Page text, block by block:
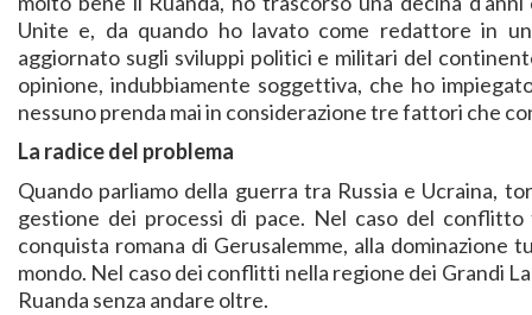
Unite e, da quando ho lavato come redattore in
aggiornato sugli sviluppi politici e militari del
opinione, indubbiamente soggettiva, che ho
nessuno prenda mai in considerazione tre fattori che
La radice del problema
Quando parliamo della guerra tra Russia e Ucraina,
gestione dei processi di pace. Nel caso del
conquista romana di Gerusalemme, alla
mondo. Nel caso dei conflitti nella regione dei Grandi
Ruanda senza andare oltre.